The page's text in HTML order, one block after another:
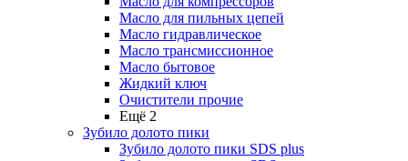
Масло для пильных цепей
Масло гидравлическое
Масло трансмиссионное
Масло бытовое
Жидкий ключ
Очистители прочие
Ещё 2
Зубило долото пики
Зубило долото пики SDS plus